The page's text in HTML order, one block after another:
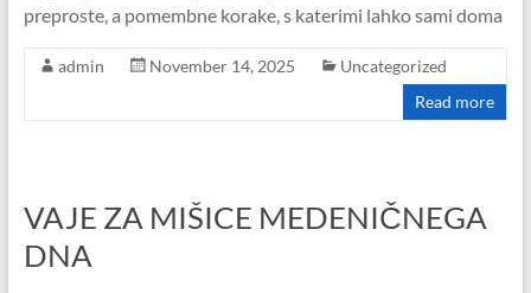
preproste, a pomembne korake, s katerimi lahko sami doma
admin November 14, 2025
Uncategorized
Read more
VAJE ZA MIŠICE MEDENIČNEGA
DNA